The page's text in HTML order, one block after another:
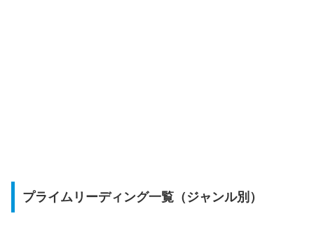
プライムリーディング一覧（ジャンル別）